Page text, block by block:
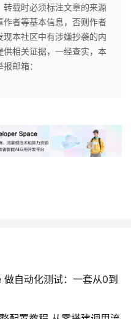
载时必须标注文章的来源
作者等基本信息，否则作者
本社区中有涉嫌抄袭的内
相关证据，一经查实，本
邮箱：
自动化测试：一套从0到